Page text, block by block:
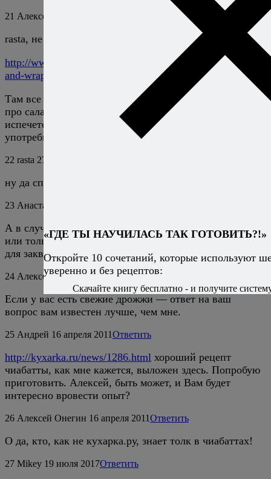
21 Алексей Онегин Ответить
rasta, не пробовал, это типа такого?
http://www.starbucks.com/menu/food/sandwiches-panini-
and-wraps/ham-and-swiss-sandwich?foodZone=9999
Там все расписано — и про ветчину, и про горчицу, и
про салат. Ну дурость же, если вы сами чиабатту
испечете, вам и в голову не придет ее на такое
употребить. :)
22 rasta 27 марта 2010
ну да спасибо
23 Анастасия
А в случае со свежими дрожжами рецепт будет иным,
или только время уменьшится?? Тогда сколько нужно
для закваски?
24 Алексей Онегин 21 сентября 2010Ответить
Если у вас есть свежие дрожжи — ответ на ваш
вопрос вам известен лучше, чем мне.
25 Андрей 16 апреля 2011Ответить
http://kyxarka.ru/news/1286.html хороший рецепт
чиабатты, как мне кажется, выложен здесь. Попробую
приготовить. Алексей, быть может, и Вам будет
интересно вровести опыт?
26 Алексей Онегин 16 апреля 2011Ответить
О да, кто, как не кухарка.ру, знает толк в чиабаттах!
27 Mikey 19 июля 2017Ответить
«ГДЕ ТЫ НАУЧИЛАСЬ ТАК ГОТОВИТЬ?!»
Откройте 10 сочетаний, которые используют
уверенно и без рецептов:
Скачайте книгу бесплатно - и получите